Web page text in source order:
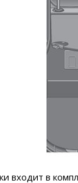
входит в